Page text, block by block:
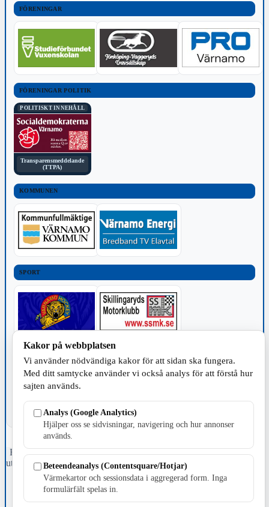
FÖRENINGAR
FÖRENINGAR POLITIK
POLITISKT INNEHÅLL
Transparensmeddelande
(TTPA)
KOMMUNEN
SPORT
Fristående webbtidningsföretag grundat 1991 som sedan 2002 ger
ut tidningen Skillingaryd.nu och 2010 lanserades Värnamo.nu. Från
april 2026 omfattar Skillingaryd.nu tre kommuner: Gnosjö,
Värnamo och Vaggeryds kommun.
Kontakta oss
Kakor på webbplatsen
Vi använder nödvändiga kakor för att sidan ska fungera.
Med ditt samtycke använder vi också analys för att förstå hur
sajten används.
Analys (Google Analytics)
Hjälper oss se sidvisningar, navigering och hur annonser
används.
Beteendeanalys (Contentsquare/Hotjar)
Värmekartor och sessionsdata i aggregerad form. Inga
formulärfält spelas in.